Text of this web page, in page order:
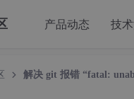
产品动态 技
解决 git 报错 “fatal: